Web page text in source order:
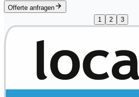
Offerte anfragen
1
2 3